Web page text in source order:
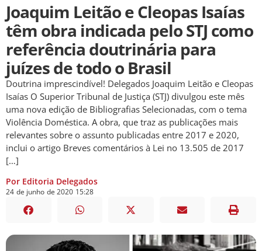
Joaquim Leitão e Cleopas Isaías
têm obra indicada pelo STJ como
referência doutrinária para
juízes de todo o Brasil
Doutrina imprescindível! Delegados Joaquim Leitão e Cleopas
Isaías O Superior Tribunal de Justiça (STJ) divulgou este mês
uma nova edição de Bibliografias Selecionadas, com o tema
Violência Doméstica. A obra, que traz as publicações mais
relevantes sobre o assunto publicadas entre 2017 e 2020,
inclui o artigo Breves comentários à Lei no 13.505 de 2017
[…]
Por Editoria Delegados
24 de junho de 2020 15:28